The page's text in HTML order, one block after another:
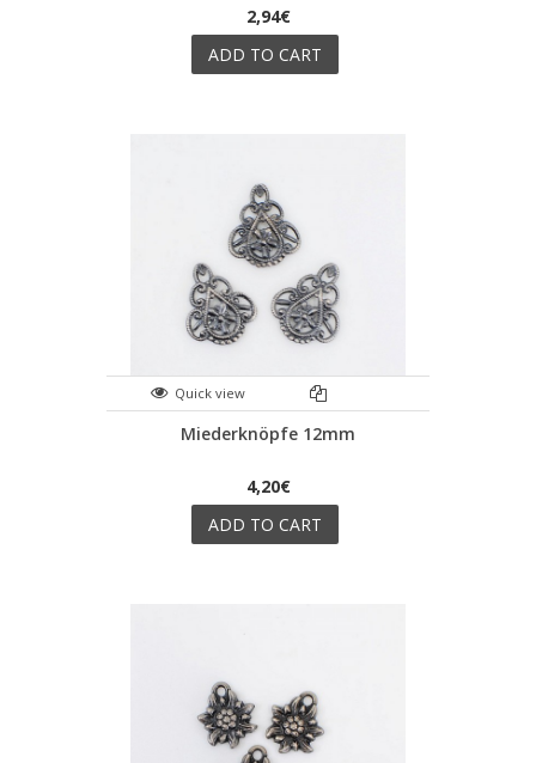
2,94€
ADD TO CART
Quick view
Miederknöpfe 12mm
4,20€
ADD TO CART